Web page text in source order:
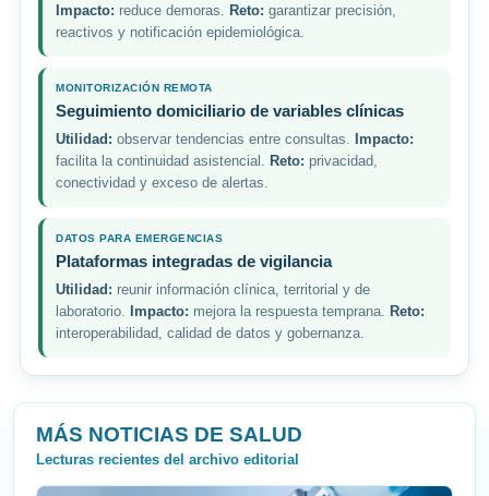
Impacto: reduce demoras. Reto: garantizar precisión,
reactivos y notificación epidemiológica.
MONITORIZACIÓN REMOTA
Seguimiento domiciliario de variables clínicas
Utilidad: observar tendencias entre consultas. Impacto:
facilita la continuidad asistencial. Reto: privacidad,
conectividad y exceso de alertas.
DATOS PARA EMERGENCIAS
Plataformas integradas de vigilancia
Utilidad: reunir información clínica, territorial y de
laboratorio. Impacto: mejora la respuesta temprana. Reto:
interoperabilidad, calidad de datos y gobernanza.
MÁS NOTICIAS DE SALUD
Lecturas recientes del archivo editorial